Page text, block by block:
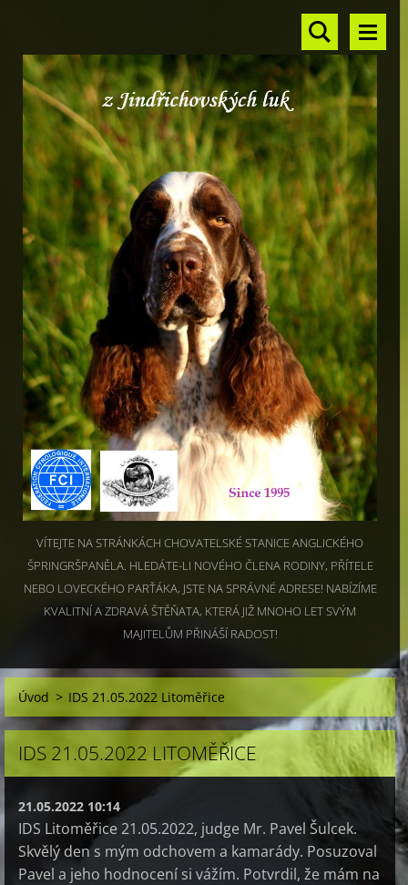
VÍTEJTE NA STRÁNKÁCH CHOVATELSKÉ STANICE ANGLICKÉHO
ŠPRINGRŠPANĚLA. HLEDÁTE-LI NOVÉHO ČLENA RODINY, PŘÍTELE
NEBO LOVECKÉHO PARŤÁKA, JSTE NA SPRÁVNÉ ADRESE! NABÍZÍME
KVALITNÍ A ZDRAVÁ ŠTĚŇATA, KTERÁ JIŽ MNOHO LET SVÝM
MAJITELŮM PŘINÁŠÍ RADOST!
Úvod > IDS 21.05.2022 Litoměřice
IDS 21.05.2022 LITOMĚŘICE
21.05.2022 10:14
IDS Litoměřice 21.05.2022, judge Mr. Pavel Šulcek.
Skvělý den s mým odchovem a kamarády. Posuzoval
Pavel a jeho hodnocení si vážím. Potvrdil, že mám na